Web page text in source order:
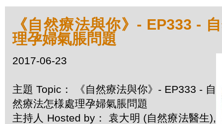
《自然療法與你》- EP333 -
理孕婦氣脹問題
2017-06-23
主題 Topic： 《自然療法與你》- EP333 - 自
然療法怎様處理孕婦氣脹問題
主持人 Hosted by： 袁大明 (自然療法醫生),